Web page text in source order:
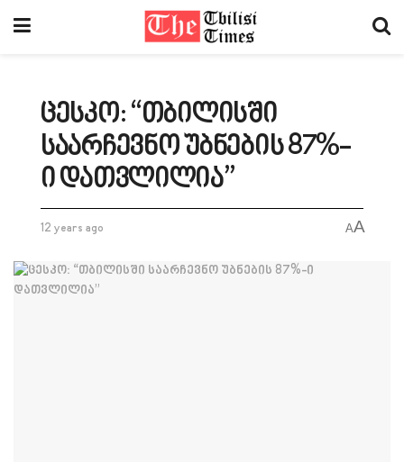
ცესკო: “თბილისში
საარჩევნო უბნების 87%-
ი დათვლილია”
12 years ago AA